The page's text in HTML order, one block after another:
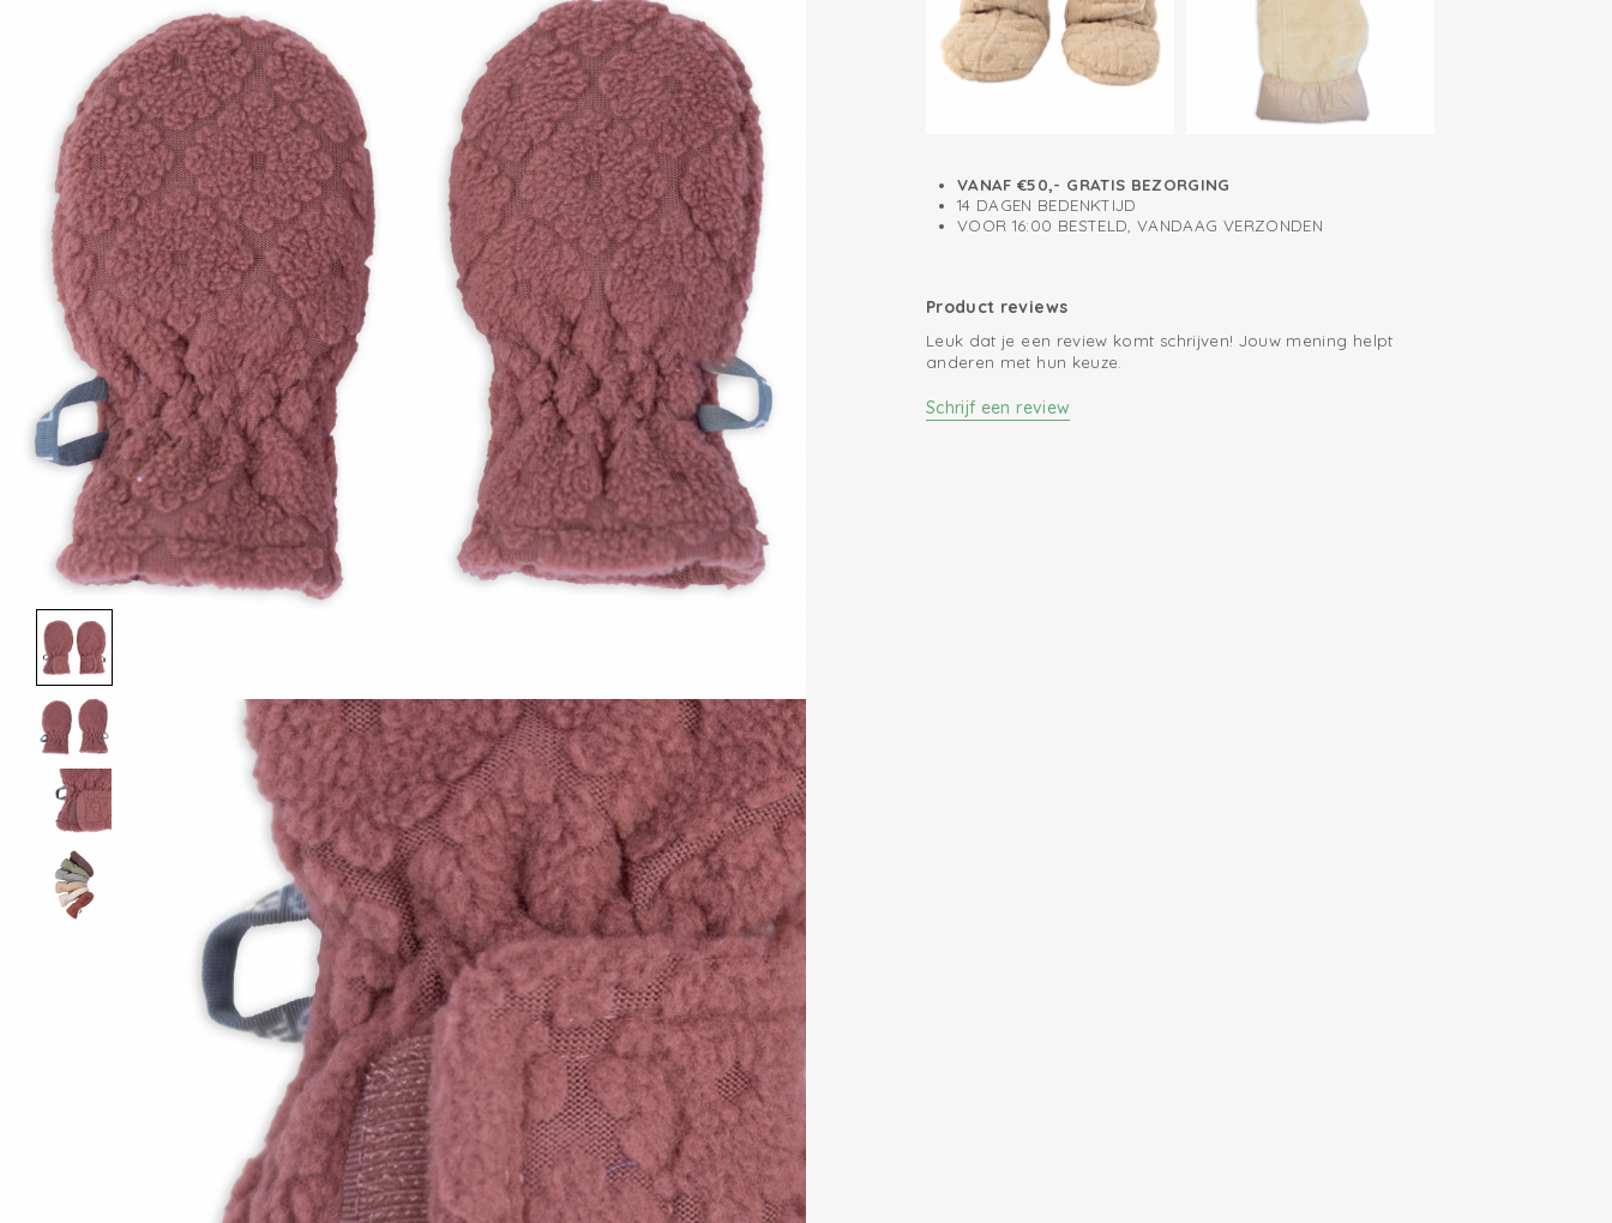
VANAF €50,- GRATIS BEZORGING
14 DAGEN BEDENKTIJD
VOOR 16:00 BESTELD, VANDAAG VERZONDEN
Product reviews
Leuk dat je een review komt schrijven! Jouw mening helpt
anderen met hun keuze.
Schrijf een review